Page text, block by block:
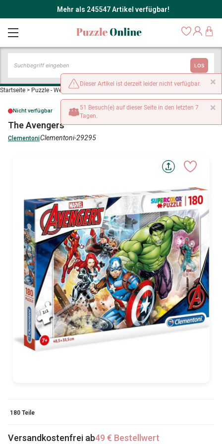
Mehr als 245547 Artikel verfügbar!
LOS
Startseite > Puzzle - Werbe- und Kinoplakate
Nicht verfügbar
The Avengers
ClementoniClementoni-29295
180 Teile
Versandkostenfrei ab49 € Bestellwert
×
Dieser Artikel ist derzeit leider nicht verfügbar.
×
51 Besuch(e) auf dieser Seite in den letzten 7
Tagen.